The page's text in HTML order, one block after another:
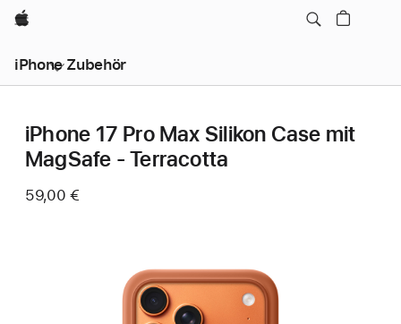
Apple
iPhone Zubehör
iPhone 17 Pro Max Silikon Case mit
MagSafe - Terracotta
59,00 €